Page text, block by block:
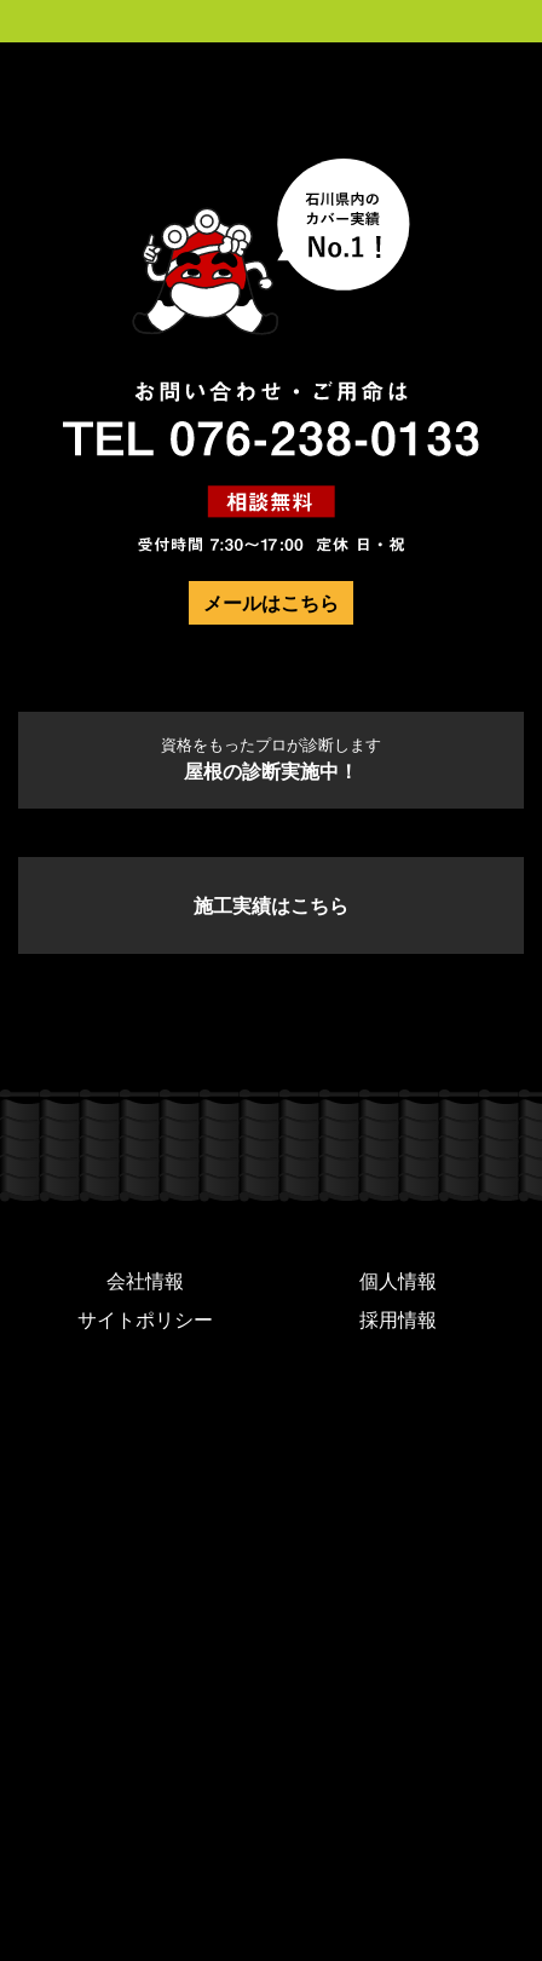
メールはこちら
資格をもったプロが診断します
屋根の診断実施中！
施工実績はこちら
会社情報
個人情報
サイトポリシー
採用情報